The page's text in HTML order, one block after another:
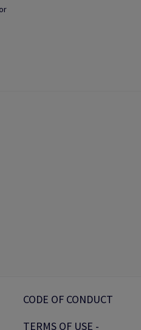
CODE OF CONDUCT
TERMS OF USE -